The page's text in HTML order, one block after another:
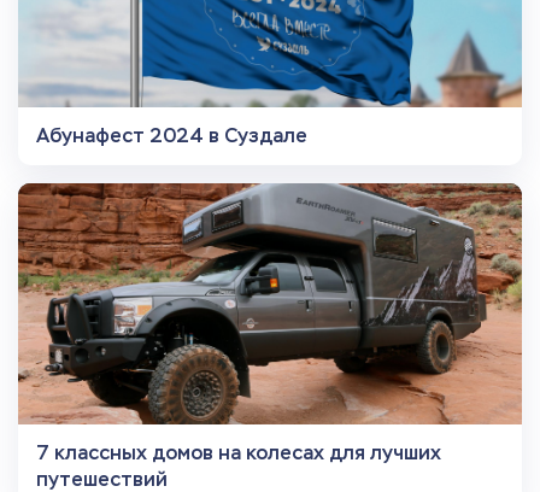
Абунафест 2024 в Суздале
7 классных домов на колесах для лучших
путешествий